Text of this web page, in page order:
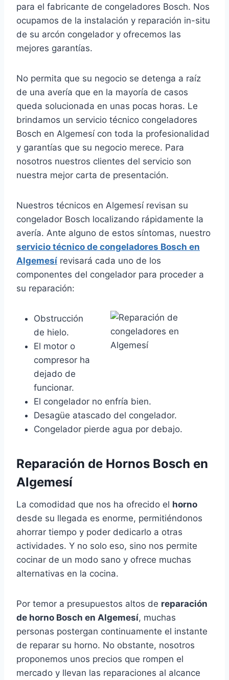
para el fabricante de congeladores Bosch. Nos
ocupamos de la instalación y reparación in-situ
de su arcón congelador y ofrecemos las
mejores garantías.
No permita que su negocio se detenga a raíz
de una avería que en la mayoría de casos
queda solucionada en unas pocas horas. Le
brindamos un servicio técnico congeladores
Bosch en Algemesí con toda la profesionalidad
y garantías que su negocio merece. Para
nosotros nuestros clientes del servicio son
nuestra mejor carta de presentación.
Nuestros técnicos en Algemesí revisan su
congelador Bosch localizando rápidamente la
avería. Ante alguno de estos síntomas, nuestro
servicio técnico de congeladores Bosch en
Algemesí revisará cada uno de los
componentes del congelador para proceder a
su reparación:
Obstrucción
de hielo.
El motor o
compresor ha
dejado de
funcionar.
El congelador no enfría bien.
Desagüe atascado del congelador.
Congelador pierde agua por debajo.
Reparación de Hornos Bosch en
Algemesí
La comodidad que nos ha ofrecido el horno
desde su llegada es enorme, permitiéndonos
ahorrar tiempo y poder dedicarlo a otras
actividades. Y no solo eso, sino nos permite
cocinar de un modo sano y ofrece muchas
alternativas en la cocina.
Por temor a presupuestos altos de reparación
de horno Bosch en Algemesí, muchas
personas postergan continuamente el instante
de reparar su horno. No obstante, nosotros
proponemos unos precios que rompen el
mercado y llevan las reparaciones al alcance